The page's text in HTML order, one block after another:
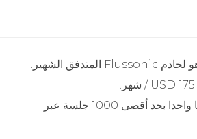
** السعر المشار إليه هو لخادم Flussonic المتدفق الشهير.
يتضمن الترخيص خادما واحدا بحد أقصى 1000 جلسة عبر